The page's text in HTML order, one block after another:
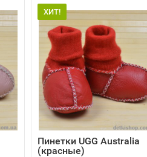
ХИТ!
Пинетки UGG Australia
(красные)